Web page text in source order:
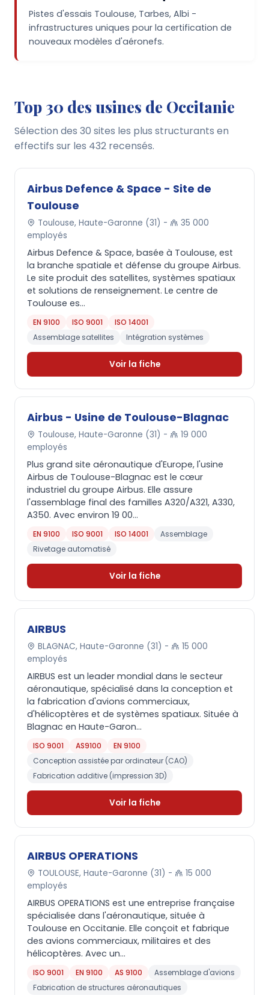
Pistes d'essais Toulouse, Tarbes, Albi -
infrastructures uniques pour la certification de
nouveaux modèles d'aéronefs.
Top 30 des usines de Occitanie
Sélection des 30 sites les plus structurants en
effectifs sur les 432 recensés.
Airbus Defence & Space - Site de
Toulouse
Toulouse, Haute-Garonne (31) -
35 000
employés
Airbus Defence & Space, basée à Toulouse, est
la branche spatiale et défense du groupe Airbus.
Le site produit des satellites, systèmes spatiaux
et solutions de renseignement. Le centre de
Toulouse es...
EN 9100 ISO 9001
ISO 14001
Assemblage satellites
Intégration systèmes
Voir la fiche
Airbus - Usine de Toulouse-Blagnac
Toulouse, Haute-Garonne (31) -
19 000
employés
Plus grand site aéronautique d'Europe, l'usine
Airbus de Toulouse-Blagnac est le cœur
industriel du groupe Airbus. Elle assure
l'assemblage final des familles A320/A321, A330,
A350. Avec environ 19 00...
EN 9100 ISO 9001 ISO 14001
Assemblage
Rivetage automatisé
Voir la fiche
AIRBUS
BLAGNAC, Haute-Garonne (31) -
15 000
employés
AIRBUS est un leader mondial dans le secteur
aéronautique, spécialisé dans la conception et
la fabrication d'avions commerciaux,
d'hélicoptères et de systèmes spatiaux. Située à
Blagnac en Haute-Garon...
ISO 9001 AS9100
EN 9100
Conception assistée par ordinateur (CAO)
Fabrication additive (impression 3D)
Voir la fiche
AIRBUS OPERATIONS
TOULOUSE, Haute-Garonne (31) -
15 000
employés
AIRBUS OPERATIONS est une entreprise française
spécialisée dans l'aéronautique, située à
Toulouse en Occitanie. Elle conçoit et fabrique
des avions commerciaux, militaires et des
hélicoptères. Avec un...
ISO 9001 EN 9100 AS 9100
Assemblage d'avions
Fabrication de structures aéronautiques